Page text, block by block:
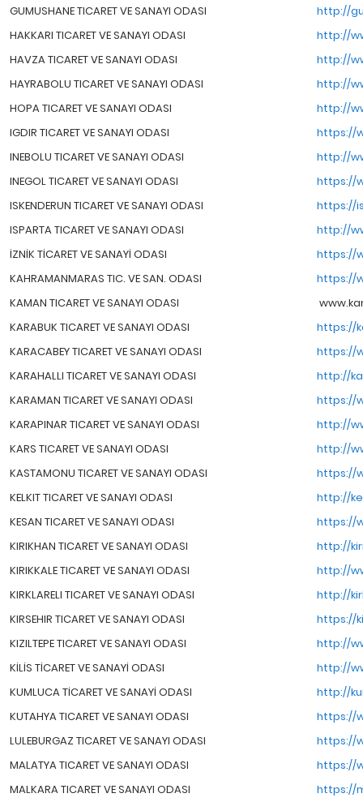
GUMUSHANE TICARET VE SANAYI ODASI
http://
HAKKARI TICARET VE SANAYI ODASI
http://
HAVZA TICARET VE SANAYI ODASI
http://
HAYRABOLU TICARET VE SANAYI ODASI
http://
HOPA TICARET VE SANAYI ODASI
http://
IGDIR TICARET VE SANAYI ODASI
https://
INEBOLU TICARET VE SANAYI ODASI
http://
INEGOL TICARET VE SANAYI ODASI
https://
ISKENDERUN TICARET VE SANAYI ODASI
https://
ISPARTA TICARET VE SANAYI ODASI
http://
İZNİK TİCARET VE SANAYİ ODASI
https://
KAHRAMANMARAS TIC. VE SAN. ODASI
https://
KAMAN TICARET VE SANAYI ODASI
KARABUK TICARET VE SANAYI ODASI
https://
KARACABEY TICARET VE SANAYI ODASI
https://
KARAHALLI TICARET VE SANAYI ODASI
http://
KARAMAN TICARET VE SANAYI ODASI
https://
KARAPINAR TICARET VE SANAYI ODASI
http://
KARS TICARET VE SANAYI ODASI
http://
KASTAMONU TICARET VE SANAYI ODASI
https://
KELKIT TICARET VE SANAYI ODASI
http://
KESAN TICARET VE SANAYI ODASI
https://
KIRIKHAN TICARET VE SANAYI ODASI
http://
KIRIKKALE TICARET VE SANAYI ODASI
http://
KIRKLARELI TICARET VE SANAYI ODASI
http://
KIRSEHIR TICARET VE SANAYI ODASI
https://
KIZILTEPE TICARET VE SANAYI ODASI
http://
KİLİS TİCARET VE SANAYİ ODASI
http://
KUMLUCA TİCARET VE SANAYİ ODASI
http://
KUTAHYA TICARET VE SANAYI ODASI
https://
LULEBURGAZ TICARET VE SANAYI ODASI
https://
MALATYA TICARET VE SANAYI ODASI
https://
MALKARA TICARET VE SANAYI ODASI
https://